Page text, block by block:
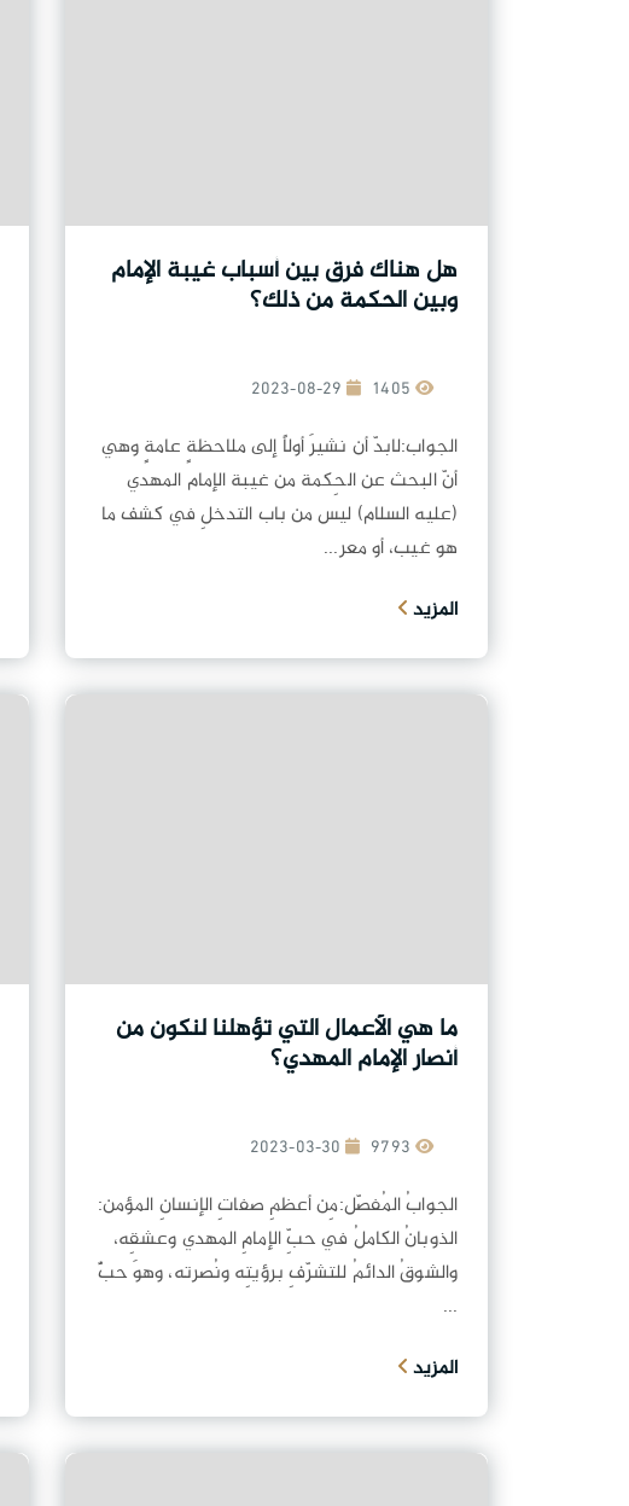
هل هناك فرق بين أسباب غيبة الإمام
وبين الحكمة من ذلك؟
2023-08-29
الجواب:لابدّ أن نشيرَ أولاً إلى ملاحظةٍ عامةٍ وهي
أنّ البحث عن الحِكمة من غيبة الإمام المهدي
(عليه السلام) ليس من باب التدخلِ في كشف ما
هو غيب، أو معر...
المزيد
ما هي الأعمال التي تؤهلنا لنكون من
أنصار الإمام المهدي؟
2023-03-30
الجوابُ المُفصّل:مِن أعظمِ صفاتِ الإنسانِ المؤمن:
الذوبانُ الكاملُ في حبِّ الإمامِ المهدي وعشقِه،
والشوقُ الدائمُ للتشرّفِ برؤيتِه ونُصرته، وهوَ حبٌّ
...
المزيد